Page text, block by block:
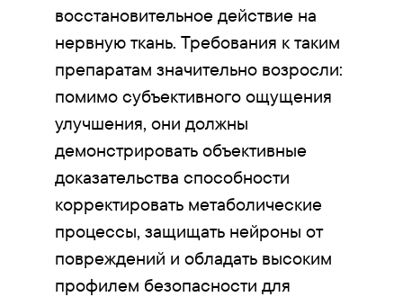
восстановительное действие на
нервную ткань. Требования к таким
препаратам значительно возросли:
помимо субъективного ощущения
улучшения, они должны
демонстрировать объективные
доказательства способности
корректировать метаболические
процессы, защищать нейроны от
повреждений и обладать высоким
профилем безопасности для